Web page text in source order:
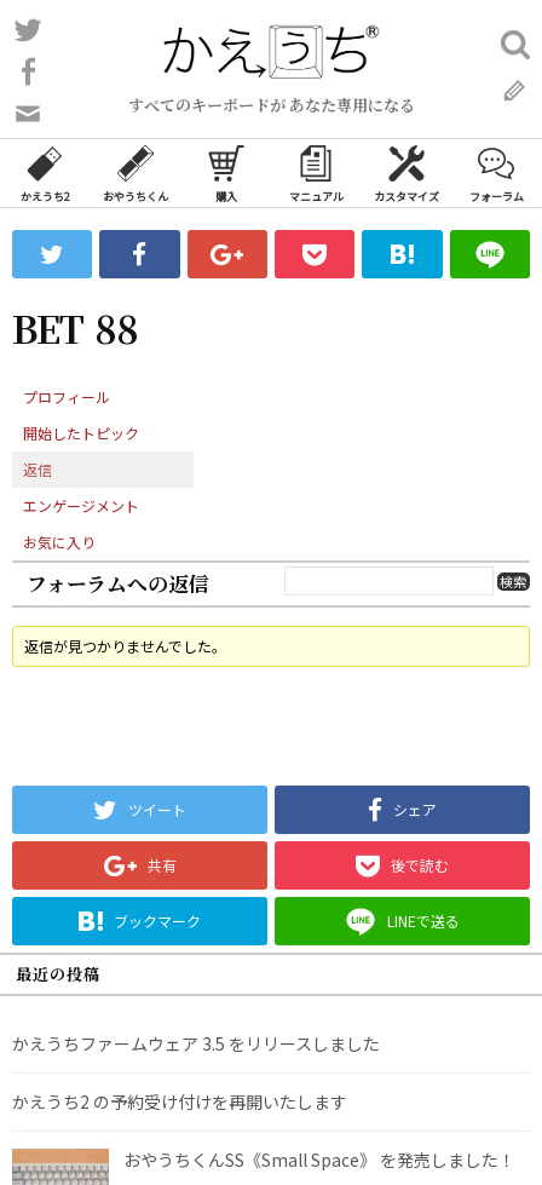
コ
ン
ン
ツ
ス
ッ
プ
すべてのキーボードが あなた専用になる
い
合
わ
フ
ォ
ム
検
索:
かえうち2 おやうちくん 購入 マニュアル カスタマイズ フォーラム
BET 88
プロフィール
開始したトピック
返信
エンゲージメント
お気に入り
フォーラムへの返信
返信が見つかりませんでした。
ツイート シェア
共有 後で読む
ブックマーク LINEで送る
最近の投稿
かえうちファームウェア 3.5 をリリースしました
かえうち2 の予約受け付けを再開いたします
おやうちくんSS《Small Space》 を発売しました！